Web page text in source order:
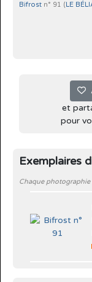
Bifrost n° 91 (LE
et
pour
Exemplaires
Chaque